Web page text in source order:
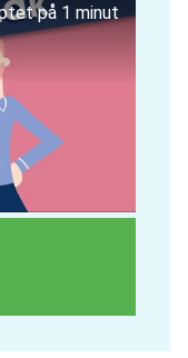
på 1 minut